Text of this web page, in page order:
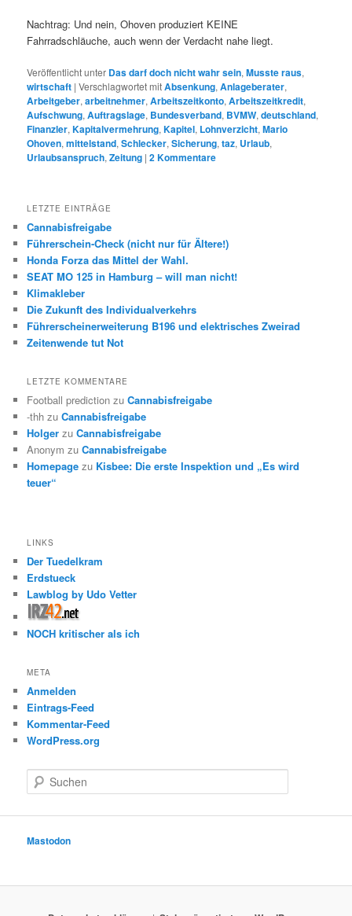
Nachtrag: Und nein, Ohoven produziert KEINE
Fahrradschläuche, auch wenn der Verdacht nahe liegt.
Veröffentlicht unter Das darf doch nicht wahr sein,Musste raus,
wirtschaft |Verschlagwortet mitAbsenkung,Anlageberater,
Arbeitgeber,arbeitnehmer,Arbeitszeitkonto,Arbeitszeitkredit,
Aufschwung,Auftragslage, Bundesverband, BVMW,deutschland,
Finanzler,Kapitalvermehrung,Kapitel, Lohnverzicht,Mario
Ohoven,mittelstand,Schlecker,Sicherung,taz, Urlaub,
Urlaubsanspruch,Zeitung |2Kommentare
LETZTE EINTRÄGE
Cannabisfreigabe
Führerschein-Check (nicht nur für Ältere!)
Honda Forza das Mittel der Wahl.
SEAT MO 125 in Hamburg – will man nicht!
Klimakleber
Die Zukunft des Individualverkehrs
Führerscheinerweiterung B196 und elektrisches Zweirad
Zeitenwende tut Not
LETZTE KOMMENTARE
Football prediction zuCannabisfreigabe
-thh zuCannabisfreigabe
Holger zuCannabisfreigabe
Anonym zuCannabisfreigabe
Homepage zu Kisbee: Die erste Inspektion und „Es wird
teuer“
LINKS
Der Tuedelkram
Erdstueck
Lawblog by Udo Vetter
NOCH kritischer als ich
META
Anmelden
Eintrags-Feed
Kommentar-Feed
WordPress.org
u
e
Mastodon